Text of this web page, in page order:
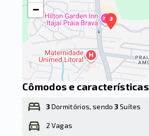
−
Cômodos e características
3Dormitórios, sendo3Suítes
2 Vagas